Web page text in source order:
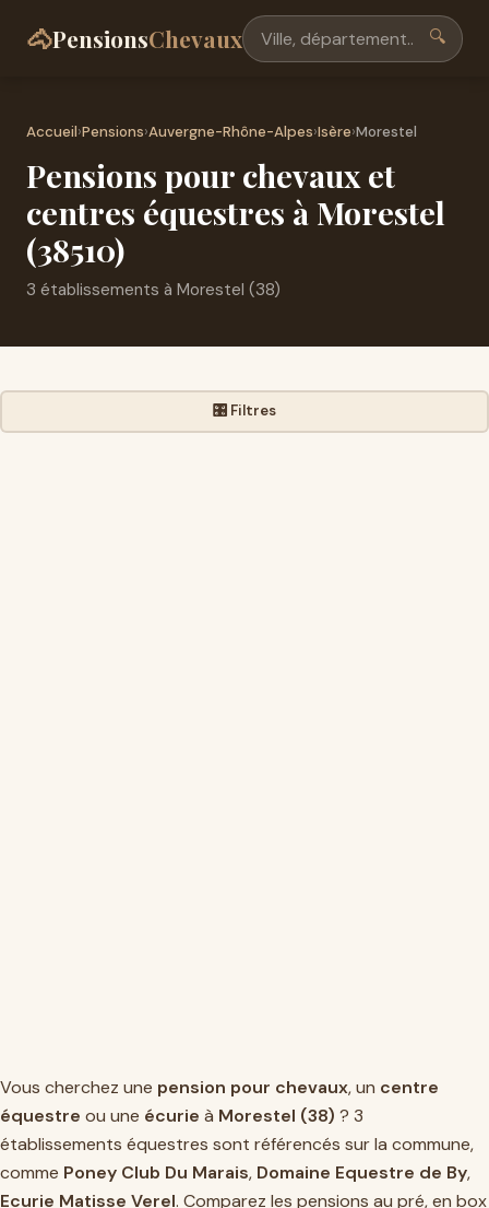
🐴PensionsChevaux 🔍
Accueil›Pensions›Auvergne-Rhône-Alpes›Isère›Morestel
Pensions pour chevaux et
centres équestres à Morestel
(38510)
3 établissements à Morestel (38)
🎛️ Filtres
Vous cherchez une pension pour chevaux, un centre
équestre ou une écurie à Morestel (38) ? 3
établissements équestres sont référencés sur la commune,
comme Poney Club Du Marais, Domaine Equestre de By,
Ecurie Matisse Verel. Comparez les pensions au pré, en box